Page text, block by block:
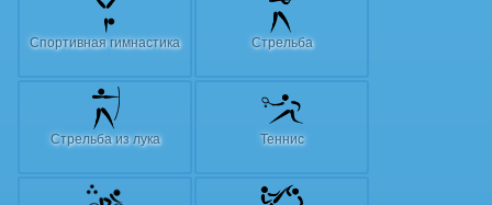
Спортивная гимнастика Стрельба
Стрельба из лука Теннис